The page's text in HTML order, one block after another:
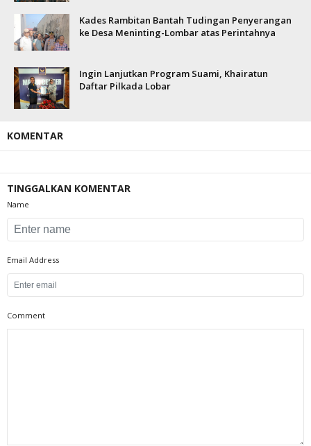
Kades Rambitan Bantah Tudingan Penyerangan
ke Desa Meninting-Lombar atas Perintahnya
Ingin Lanjutkan Program Suami, Khairatun
Daftar Pilkada Lobar
KOMENTAR
TINGGALKAN KOMENTAR
Name
Email Address
Comment